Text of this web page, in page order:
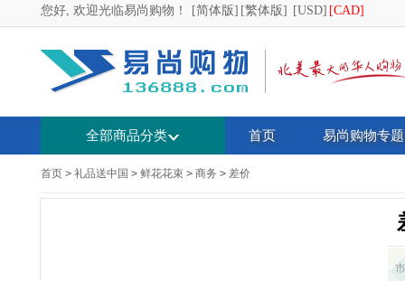
您好, 欢迎光临易尚购物！ [简体版] [繁体版] [USD] [CAD]
全部商品分类 首页 易尚购物专题
首页 > 礼品送中国 > 鲜花花束 > 商务 > 差价